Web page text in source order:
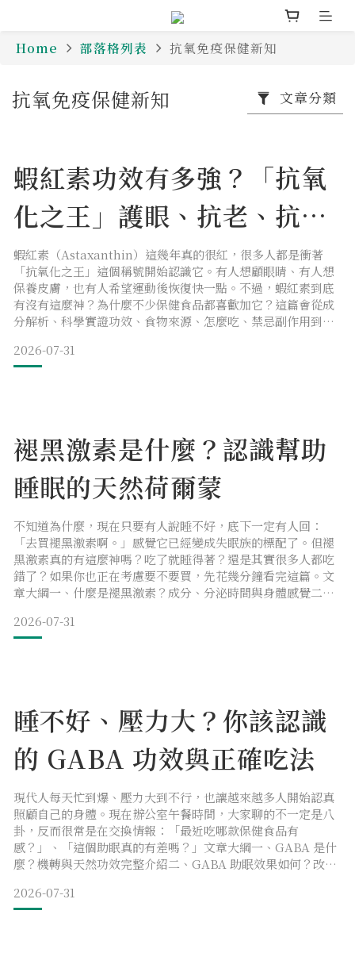
Home 部落格列表 抗氧免疫保健新知
抗氧免疫保健新知 文章分類
蝦紅素功效有多強？「抗氧
化之王」護眼、抗老、抗疲
勞全解析
蝦紅素（Astaxanthin）這幾年真的很紅，很多人都是衝著
「抗氧化之王」這個稱號開始認識它。有人想顧眼睛、有人想
保養皮膚，也有人希望運動後恢復快一點。不過，蝦紅素到底
有沒有這麼神？為什麼不少保健食品都喜歡加它？這篇會從成
分解析、科學實證功效、食物來源、怎麼吃、禁忌副作用到選
文章大綱一、蝦紅素是什麼？蝦紅素與蝦青素有什麼不同？
二、蝦紅素功效有哪些？科學實證的抗氧化保健作用三、蝦紅
2026-07-31
褪黑激素是什麼？認識幫助
睡眠的天然荷爾蒙
不知道為什麼，現在只要有人說睡不好，底下一定有人回：
「去買褪黑激素啊。」感覺它已經變成失眠族的標配了。但褪
黑激素真的有這麼神嗎？吃了就睡得著？還是其實很多人都吃
錯了？如果你也正在考慮要不要買，先花幾分鐘看完這篇。文
章大綱一、什麼是褪黑激素？成分、分泌時間與身體感覺二、
褪黑激素的方法：食物來源與促進分泌習慣四、褪黑激素怎麼
吃？何時吃、用量與可否每天服用五、褪黑激素副作用：頭
2026-07-31
睡不好、壓力大？你該認識
的 GABA 功效與正確吃法
現代人每天忙到爆、壓力大到不行，也讓越來越多人開始認真
照顧自己的身體。現在辦公室午餐時間，大家聊的不一定是八
卦，反而很常是在交換情報：「最近吃哪款保健食品有
感？」、「這個助眠真的有差嗎？」文章大綱一、GABA 是什
麼？機轉與天然功效完整介紹二、GABA 助眠效果如何？改善
力、軟糖一次看四、GABA 保健食品怎麼挑？劑量、時間與推
薦選購指南五、GABA 搭配色胺酸、鎂、芝麻素、益生菌有什
2026-07-31